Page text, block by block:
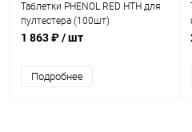
Таблетки PHENOL RED HTH для
пултестера (100шт)
(A590170H1)
1 863 ₽/ шт
Подробнее